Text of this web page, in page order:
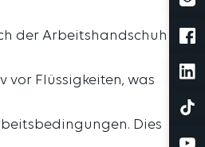
der Arbeitshandschuh
vor Flüssigkeiten, was
Dies